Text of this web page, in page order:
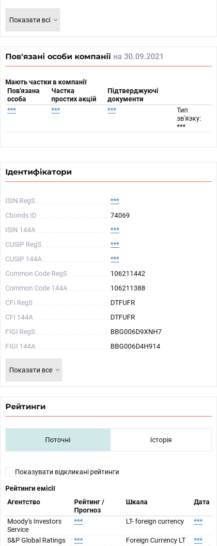
Показати всі
Пов'язані особи компанії на 30.09.2021
Мають частки в компанії
Пов'язана
особа
Частка
простих акцій
Підтверджуючі
документи
***
*** ***
Тип
зв'язку:
***
Ідентифікатори
ISIN RegS
***
Cbonds ID
74069
ISIN 144A
***
CUSIP RegS
***
CUSIP 144A
***
Common Code RegS
106211442
Common Code 144A
106211388
CFI RegS
DTFUFR
CFI 144A
DTFUFR
FIGI RegS
BBG006D9XNH7
FIGI 144A
BBG006D4H914
Показати все
Рейтинги
Поточні Історія
Показувати відкликані рейтинги
Рейтинги емісії
Агентство
Рейтинг /
Прогноз
Шкала Дата
Moody's Investors
Service
*** LT- foreign currency ***
S&P Global Ratings *** Foreign Currency LT
***